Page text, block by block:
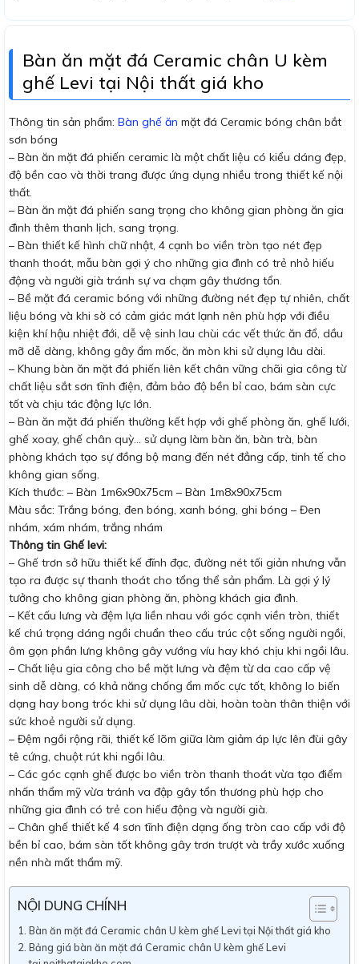
Bàn ăn mặt đá Ceramic chân U kèm
ghế Levi tại Nội thất giá kho
Thông tin sản phẩm: Bàn ghế ăn mặt đá Ceramic bóng chân bắt
sơn bóng
– Bàn ăn mặt đá phiến ceramic là một chất liệu có kiểu dáng đẹp,
độ bền cao và thời trang được ứng dụng nhiều trong thiết kế nội
thất.
– Bàn ăn mặt đá phiến sang trọng cho không gian phòng ăn gia
đình thêm thanh lịch, sang trọng.
– Bàn thiết kế hình chữ nhật, 4 cạnh bo viền tròn tạo nét đẹp
thanh thoát, mẫu bàn gợi ý cho những gia đình có trẻ nhỏ hiếu
động và người già tránh sự va chạm gây thương tổn.
– Bề mặt đá ceramic bóng với những đường nét đẹp tự nhiên, chất
liệu bóng và khi sờ có cảm giác mát lạnh nên phù hợp với điều
kiện khí hậu nhiệt đới, dễ vệ sinh lau chùi các vết thức ăn đổ, dầu
mỡ dễ dàng, không gây ẩm mốc, ăn mòn khi sử dụng lâu dài.
– Khung bàn ăn mặt đá phiến liên kết chân vững chãi gia công từ
chất liệu sắt sơn tĩnh điện, đảm bảo độ bền bỉ cao, bám sàn cực
tốt và chịu tác động lực lớn.
– Bàn ăn mặt đá phiến thường kết hợp với ghế phòng ăn, ghế lưới,
ghế xoay, ghế chân quỳ… sử dụng làm bàn ăn, bàn trà, bàn
phòng khách tạo sự đồng bộ mang đến nét đẳng cấp, tinh tế cho
không gian sống.
Kích thước: – Bàn 1m6x90x75cm – Bàn 1m8x90x75cm
Màu sắc: Trắng bóng, đen bóng, xanh bóng, ghi bóng – Đen
nhám, xám nhám, trắng nhám
Thông tin Ghế levi:
– Ghế trơn sở hữu thiết kế đĩnh đạc, đường nét tối giản nhưng vẫn
tạo ra được sự thanh thoát cho tổng thể sản phẩm. Là gợi ý lý
tưởng cho không gian phòng ăn, phòng khách gia đình.
– Kết cấu lưng và đệm lựa liền nhau với góc cạnh viền tròn, thiết
kế chú trọng dáng ngồi chuẩn theo cấu trúc cột sống người ngồi,
ôm gọn phần lưng không gây vướng víu hay khó chịu khi ngồi lâu.
– Chất liệu gia công cho bề mặt lưng và đệm từ da cao cấp vệ
sinh dễ dàng, có khả năng chống ẩm mốc cực tốt, không lo biến
dạng hay bong tróc khi sử dụng lâu dài, hoàn toàn thân thiện với
sức khoẻ người sử dụng.
– Đệm ngồi rộng rãi, thiết kế lõm giữa làm giảm áp lực lên đùi gây
tê cứng, chuột rút khi ngồi lâu.
– Các góc cạnh ghế được bo viền tròn thanh thoát vừa tạo điểm
nhấn thẩm mỹ vừa tránh va đập gây tổn thương phù hợp cho
những gia đình có trẻ con hiếu động và người già.
– Chân ghế thiết kế 4 sơn tĩnh điện dạng ống tròn cao cấp với độ
bền bỉ cao, bám sàn tốt không gây trơn trượt và trầy xước xuống
nền nhà mất thẩm mỹ.
NỘI DUNG CHÍNH
Bàn ăn mặt đá Ceramic chân U kèm ghế Levi tại Nội thất giá kho
Bảng giá bàn ăn mặt đá Ceramic chân U kèm ghế Levi